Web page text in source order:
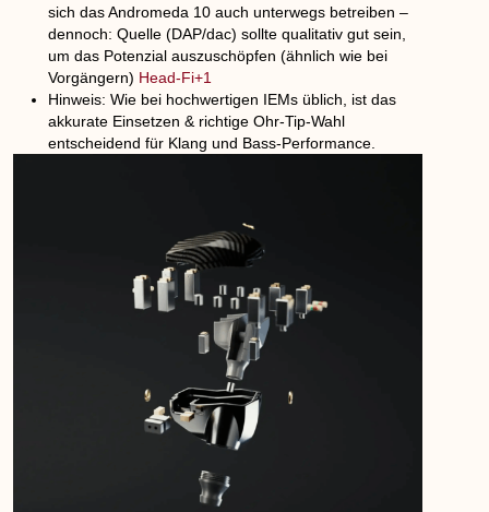
sich das Andromeda 10 auch unterwegs betreiben –
dennoch: Quelle (DAP/dac) sollte qualitativ gut sein,
um das Potenzial auszuschöpfen (ähnlich wie bei
Vorgängern) Head-Fi+1
Hinweis: Wie bei hochwertigen IEMs üblich, ist das
akkurate Einsetzen & richtige Ohr-Tip-Wahl
entscheidend für Klang und Bass-Performance.